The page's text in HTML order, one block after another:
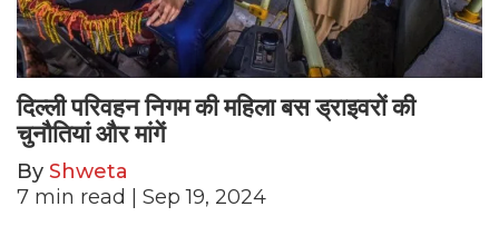
दिल्ली परिवहन निगम की महिला बस ड्राइवरों की
चुनौतियां और मांगें
By Shweta
7 min read | Sep 19, 2024